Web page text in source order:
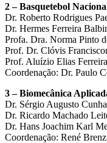
2 – Basquetebol
Dr. Roberto Rodrigues
Dr. Hermes Ferreira
Profa. Dra. Norma Pinto
Prof. Dr. Clóvis
Prof. Aluízio Elias
Coordenação: Dr. Paulo
3 – Biomecânica
Dr. Sérgio Augusto
Dr. Ricardo Machado
Dr. Hans Joachim Karl
Coordenação: René